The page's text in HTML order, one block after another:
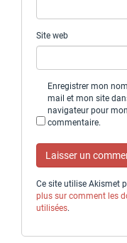
Site web
Enregistrer mon
mail et mon site
navigateur pour
commentaire.
Ce site utilise Akismet
plus sur comment les
utilisées.